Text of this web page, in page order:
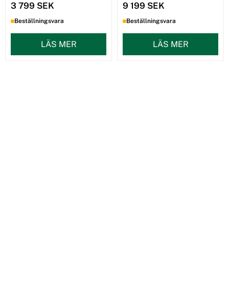
3 799 SEK
Beställningsvara
LÄS MER
9 199 SEK
Beställningsvara
LÄS MER